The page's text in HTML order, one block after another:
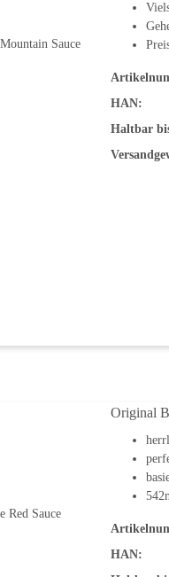
HAN:
Haltbar
Original
HAN: